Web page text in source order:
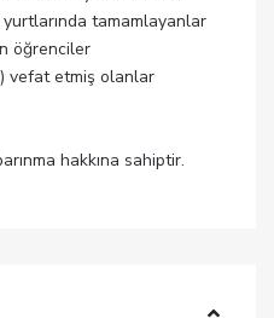
yurtlarında tamamlayanlar
öğrenciler
vefat etmiş olanlar
hakkına sahiptir.